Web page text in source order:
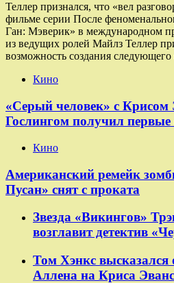
Теллер признался, что «вел
фильме серии После
Ган: Мэверик» в международном
из ведущих ролей Майлз Теллер
возможность создания
Кино
«Серый человек» с
Гослингом получил
Кино
Американский ремейк
Пусан» снят с проката
Звезда «Викингов»
возглавит детектив
Том Хэнкс высказался
Аллена на Криса